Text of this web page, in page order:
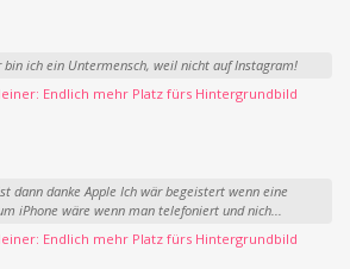
bin ich ein Untermensch, weil nicht auf Instagram!
Endlich mehr Platz fürs Hintergrundbild
dann danke Apple Ich wär begeistert wenn eine
iPhone wäre wenn man telefoniert und nich...
Endlich mehr Platz fürs Hintergrundbild